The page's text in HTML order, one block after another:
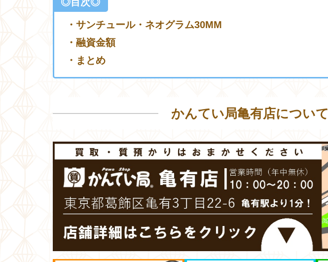
・サンチュール・ネオグラム30MM
・融資金額
・まとめ
かんてい局亀有店について